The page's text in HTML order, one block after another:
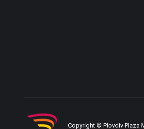
Copyright © Plovdiv Plaza